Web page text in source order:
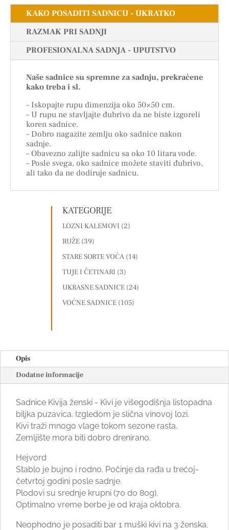
KAKO POSADITI SADNICU - UKRATKO
RAZMAK PRI SADNJI
PROFESIONALNA SADNJA - UPUTSTVO
Naše sadnice su spremne za sadnju, prekraćene
kako treba i sl.
– Iskopajte rupu dimenzija oko 50×50 cm.
– U rupu ne stavljajte đubrivo da ne biste izgoreli
koren sadnice.
– Dobro nagazite zemlju oko sadnice nakon
sadnje.
– Obavezno zalijte sadnicu sa oko 10 litara vode.
– Posle svega, oko sadnice možete staviti đubrivo,
ali tako da ne dodiruje sadnicu.
KATEGORIJE
LOZNI KALEMOVI (2)
RUŽE (39)
STARE SORTE VOĆA (14)
TUJE I ČETINARI (3)
UKRASNE SADNICE (24)
VOĆNE SADNICE (105)
Opis
Dodatne informacije
Sadnice Kivija ženski - Kivi je višegodišnja listopadna
biljka puzavica. Izgledom je slična vinovoj lozi.
Kivi traži mnogo vlage tokom sezone rasta.
Zemljište mora biti dobro drenirano.
Hejvord
Stablo je bujno i rodno. Počinje da rađa u trećoj-
četvrtoj godini posle sadnje.
Plodovi su srednje krupni (70 do 80g).
Optimalno vreme berbe je od kraja oktobra.
Neophodno je posaditi bar 1 muški kivi na 3 ženska.